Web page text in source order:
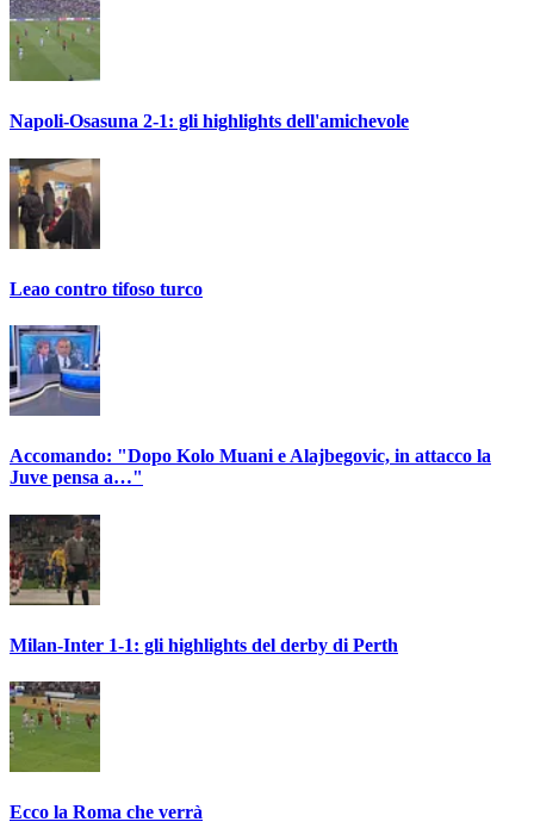
Napoli-Osasuna 2-1: gli highlights dell'amichevole
Leao contro tifoso turco
Accomando: "Dopo Kolo Muani e Alajbegovic, in attacco la
Juve pensa a…"
Milan-Inter 1-1: gli highlights del derby di Perth
Ecco la Roma che verrà